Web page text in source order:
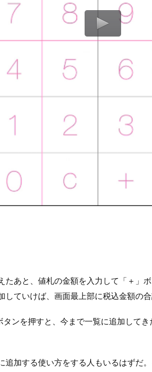
たあと、値札の金額を入力して「＋」
ていけば、画面最上部に税込金額の
ンを押すと、今まで一覧に追加して
追加する使い方をする人もいるはずだ